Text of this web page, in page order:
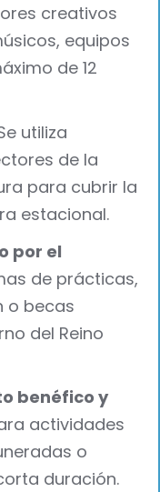
creativos
equipos
de 12
utiliza
de la
para cubrir la
estacional.
por el
de prácticas,
o becas
del Reino
benéfico y
actividades
o
duración.